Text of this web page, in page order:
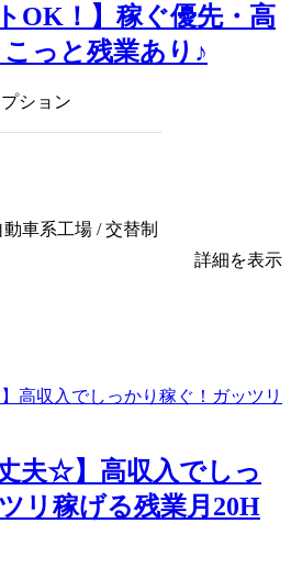
OK！】稼ぐ優先・高
っと残業あり♪
ション
車系工場 / 交替制
詳細を表示
夫☆】高収入でしっ
リ稼げる残業月20H